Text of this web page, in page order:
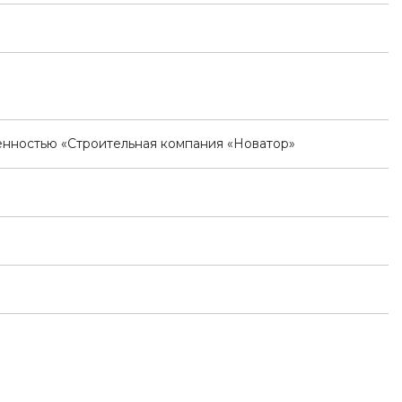
«Строительная компания «Новатор»